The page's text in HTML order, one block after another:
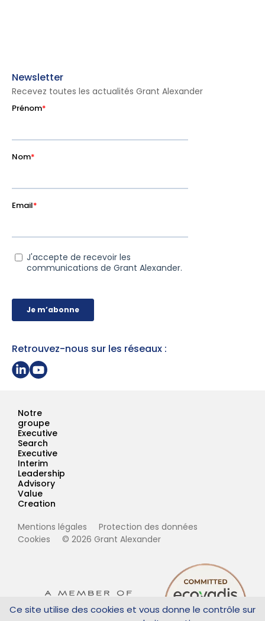
Newsletter
Recevez toutes les actualités Grant Alexander
Retrouvez-nous sur les réseaux :
Partager sur Linkedin
Page Youtube Grant Alexander
Notre
groupe
Executive
Search
Executive
Interim
Leadership
Advisory
Value
Creation
Mentions légales
Protection des données
Cookies
© 2026 Grant Alexander
Ce site utilise des cookies et vous donne le contrôle sur